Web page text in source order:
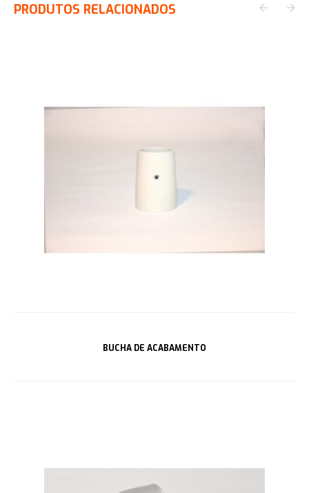
PRODUTOS RELACIONADOS
BUCHA DE ACABAMENTO